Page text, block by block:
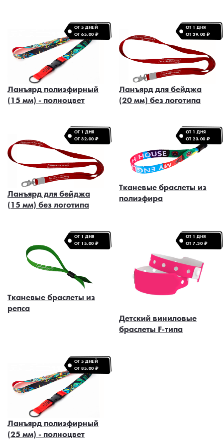
Ланъярд полиэфирный
(15 мм) - полноцвет
ОТ 5 ДНЕЙ
ОТ 65.00 ₽
Ланъярд для бейджа
(20 мм) без логотипа
ОТ 1 ДНЯ
ОТ 39.00 ₽
Ланъярд для бейджа
(15 мм) без логотипа
ОТ 1 ДНЯ
ОТ 32.00 ₽
Тканевые браслеты из
полиэфира
ОТ 1 ДНЯ
ОТ 23.00 ₽
Тканевые браслеты из
репса
ОТ 1 ДНЯ
ОТ 15.00 ₽
Детский виниловые
браслеты F-типа
ОТ 1 ДНЯ
ОТ 7.30 ₽
Ланъярд полиэфирный
(25 мм) - полноцвет
ОТ 5 ДНЕЙ
ОТ 85.00 ₽